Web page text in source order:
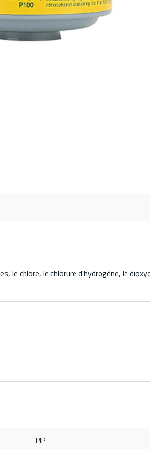
le chlore, le chlorure d'hydrogène, le
PIP